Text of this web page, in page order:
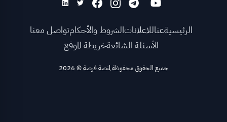
الرئيسيةعناللاعلاناتالشروط والأحكامتواصل معنا
الأسئلة الشائعةخريطة الموقع
جميع الحقوق محفوظة لمنصة فرصة©
2026